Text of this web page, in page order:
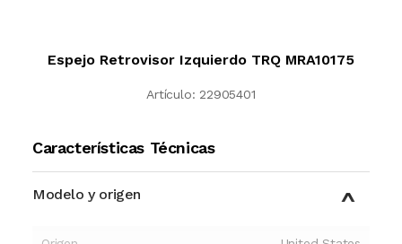
Espejo Retrovisor Izquierdo TRQ MRA10175
Artículo: 22905401
Características Técnicas
Modelo y origen